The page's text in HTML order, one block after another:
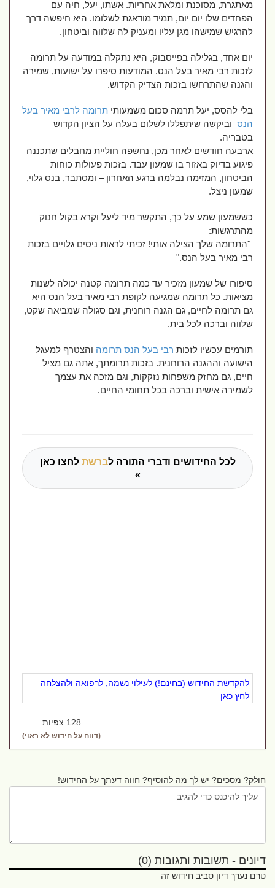
מאתגרת, מסוכנת ומלאת אחריות. אשתו, יעל, חיה עם
הפחדים שלו יום יום, תמיד מודאגת לשלומו. היא חיפשה דרך
להרגיש שמישהו מגן עליו ומעניק לה שלווה וביטחון.
יום אחד, בגלילה בפייסבוק, היא נתקלה במודעה על תרומה
לזכות רבי מאיר בעל הנס. המודעות סיפרו על ישועות, שמירה
והגנה שהתרחשו בזכות הצדיק הקדוש.
בלי להסס, יעל תרמה סכום משמעותיתרומה לרבי מאיר בעל
הנס וביקשה שיתפללו לשלום בעלה על הציון הקדוש
בטבריה.
ארבעה חודשים לאחר מכן, נחשפה חוליית מחבלים שתכננה
פיגוע בדיוק באזור בו שמעון עבד. בזכות פעולות כוחות
הביטחון, המזימה נבלמה ברגע האחרון – ומסתבר, בנס גלוי,
שמעון ניצל.
כששמעון שמע על כך, התקשר מיד ליעל וקרא בקול חנוק
מהתרגשות:
התרומה שלך הצילה אותי! זכיתי לראות ניסים גלויים בזכות
רבי מאיר בעל הנס."
סיפורו של שמעון מזכיר עד כמה תרומה קטנה יכולה לשנות
מציאות. כל תרומה שמגיעה לקופת רבי מאיר בעל הנס היא
גם תרומה לחיים, גם הגנה רוחנית, וגם סגולה שמביאה שקט,
שלווה וברכה לכל בית.
תורמים עכשיו לזכותרבי בעל הנס תרומהוהצטרף למעגל
הישועה וההגנה הרוחנית. בזכות תרומתך, אתה גם מציל
חיים, גם מחזק משפחות נזקקות, וגם מזכה את עצמך
לשמירה אישית וברכה בכל תחומי החיים.
לכל החידושים ודברי התורה לברשתלחצו כאן
להקדשת החידוש (בחינם!) לעילוי נשמה, לרפואה ולהצלחה
לחץ כאן
128 צפיות
(דווח על חידוש לא ראוי)
חולק? מסכים? יש לך מה להוסיף? חווה דעתך על החידוש!
דיונים - תשובות ותגובות (0)
טרם נערך דיון סביב חידוש זה